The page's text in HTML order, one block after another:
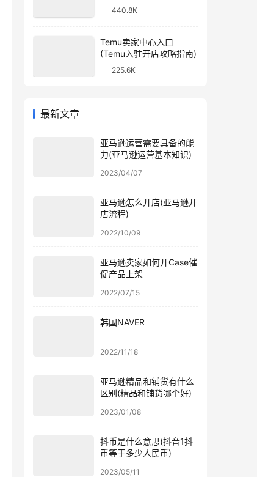
440.8K
Temu卖家中心入口
(Temu入驻开店攻略指南)
225.6K
最新文章
亚马逊运营需要具备的能
力(亚马逊运营基本知识)
2023/04/07
亚马逊怎么开店(亚马逊开
店流程)
2022/10/09
亚马逊卖家如何开Case催
促产品上架
2022/07/15
韩国NAVER
2022/11/18
亚马逊精品和铺货有什么
区别(精品和铺货哪个好)
2023/01/08
抖币是什么意思(抖音1抖
币等于多少人民币)
2023/05/11